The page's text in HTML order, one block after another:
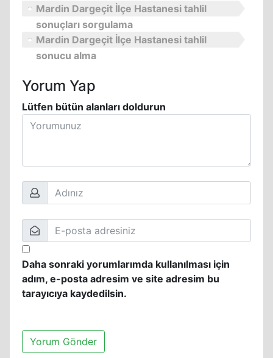
Mardin Dargeçit İlçe Hastanesi tahlil
sonuçları sorgulama
Mardin Dargeçit İlçe Hastanesi tahlil
sonucu alma
Yorum Yap
Lütfen bütün alanları doldurun
Daha sonraki yorumlarımda kullanılması için
adım, e-posta adresim ve site adresim bu
tarayıcıya kaydedilsin.